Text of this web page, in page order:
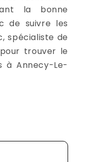
la bonne
de suivre les
spécialiste de
trouver le
à Annecy-Le-